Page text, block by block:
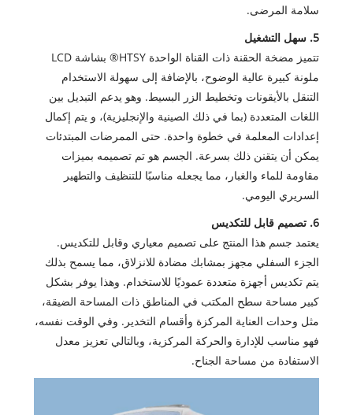
سلامة المرضى.
5. سهل التشغيل
تتميز مضخة الحقنة ذات القناة الواحدة HTSY® بشاشة LCD
ملونة كبيرة عالية الوضوح، بالإضافة إلى سهولة الاستخدام
التنقل بالأيقونات وتخطيط الزر البسيط. وهو يدعم التبديل بين
اللغات المتعددة (بما في ذلك الصينية والإنجليزية)، و يتم إكمال
إعدادات المعلمة في خطوة واحدة. حتى الممرضات المبتدئات
يمكن أن يتقنن ذلك بسرعة. الجسم هو تم تصميمه بميزات
مقاومة للماء والغبار، مما يجعله مناسبًا للتنظيف والتطهير
السريري اليومي.
6. تصميم قابل للتكديس
يعتمد جسم هذا المنتج على تصميم معياري وقابل للتكديس.
الجزء السفلي مجهز بمشابك مضادة للانزلاق، مما يسمح بذلك
يتم تكديس أجهزة متعددة عموديًا للاستخدام. وهذا يوفر بشكل
كبير مساحة سطح المكتب في المناطق ذات المساحة الضيقة،
مثل وحدات العناية المركزة وأقسام التخدير. وفي الوقت نفسه،
فهو مناسب للإدارة والحركة المركزية، وبالتالي تعزيز معدل
الاستفادة من مساحة الجناح.